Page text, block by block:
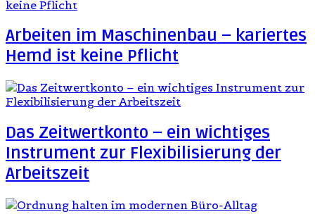
Arbeiten im Maschinenbau – kariertes
Hemd ist keine Pflicht
Das Zeitwertkonto – ein wichtiges
Instrument zur Flexibilisierung der
Arbeitszeit